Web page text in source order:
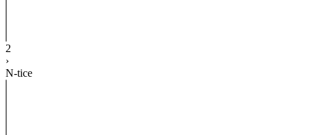
2
›
N-tice